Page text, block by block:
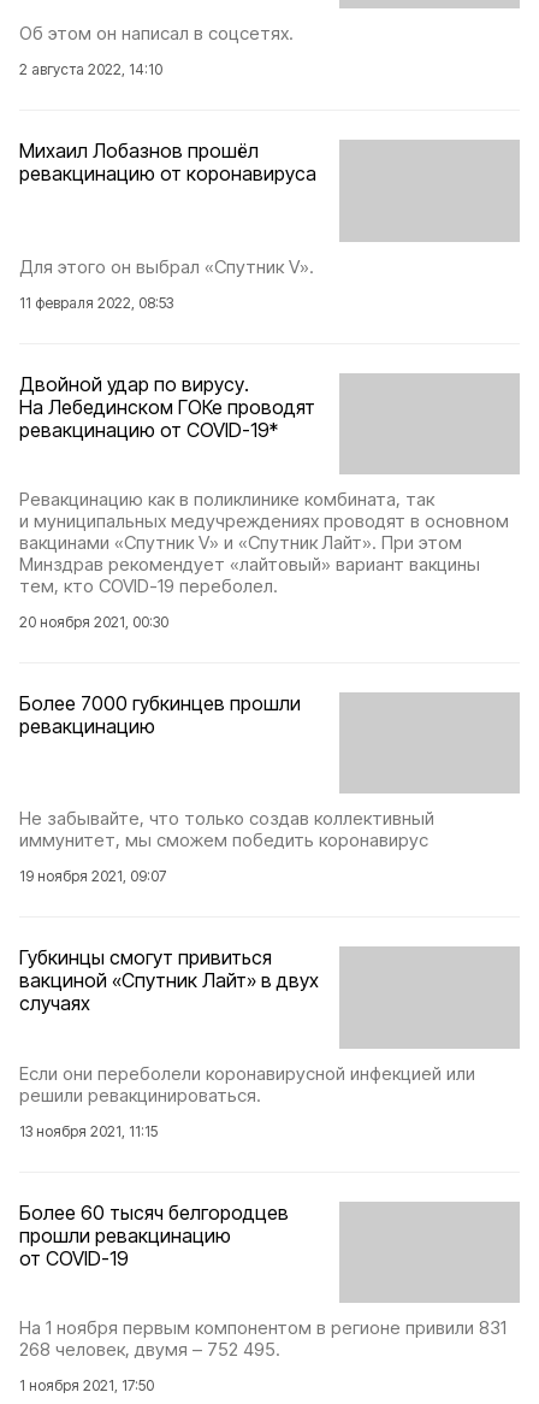
Об этом он написал в соцсетях.
2 августа 2022, 14:10
Михаил Лобазнов прошёл
ревакцинацию от коронавируса
Для этого он выбрал «Спутник V».
11 февраля 2022, 08:53
Двойной удар по вирусу.
На Лебединском ГОКе проводят
ревакцинацию от COVID-19*
Ревакцинацию как в поликлинике комбината, так
и муниципальных медучреждениях проводят в основном
вакцинами «Спутник V» и «Спутник Лайт». При этом
Минздрав рекомендует «лайтовый» вариант вакцины
тем, кто COVID-19 переболел.
20 ноября 2021, 00:30
Более 7000 губкинцев прошли
ревакцинацию
Не забывайте, что только создав коллективный
иммунитет, мы сможем победить коронавирус
19 ноября 2021, 09:07
Губкинцы смогут привиться
вакциной «Спутник Лайт» в двух
случаях
Если они переболели коронавирусной инфекцией или
решили ревакцинироваться.
13 ноября 2021, 11:15
Более 60 тысяч белгородцев
прошли ревакцинацию
от COVID-19
На 1 ноября первым компонентом в регионе привили 831
268 человек, двумя – 752 495.
1 ноября 2021, 17:50